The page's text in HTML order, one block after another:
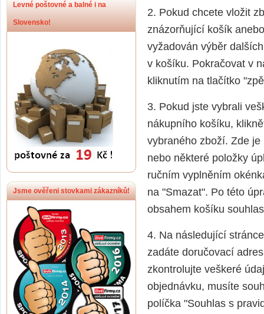
2. Pokud chcete vložit
znázorňující košík
vyžadován výběr
v košíku. Pokračovat v
kliknutím na tlačítko
3. Pokud jste vybrali
nákupního košíku,
vybraného zboží. Zde
nebo některé položky
ručním vyplněním
na "Smazat". Po této
obsahem košíku
4. Na následující
zadáte doručovací
zkontrolujte veškeré
objednávku, musíte
políčka "Souhlas s
Levné poštovné a balné i na
Slovensko!
Jsme ověřeni stovkami zákazníků!